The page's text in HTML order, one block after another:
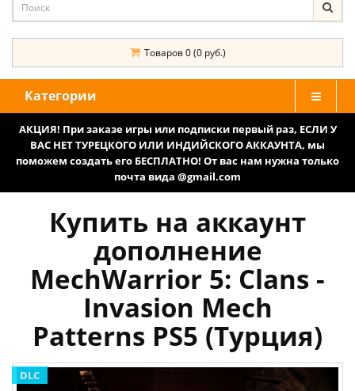
Товаров 0 (0 руб.)
Категории
АКЦИЯ! При заказе игры или подписки первый раз, ЕСЛИ У
ВАС НЕТ ТУРЕЦКОГО ИЛИ ИНДИЙСКОГО АККАУНТА, мы
поможем создать его БЕСПЛАТНО! От вас нам нужна только
почта вида @gmail.com
Купить на аккаунт
дополнение
MechWarrior 5: Clans -
Invasion Mech
Patterns PS5 (Турция)
DLC